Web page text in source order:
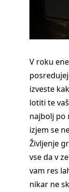
V roku
izveste
lotiti te
najbolj po
izjem se
Življenje
vse da v
vam res
nikar ne